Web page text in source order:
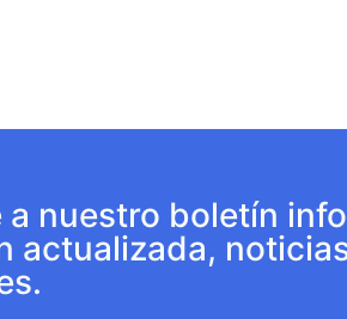
a nuestro boletín
actualizada,